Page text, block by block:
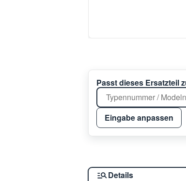
Passt dieses Ersatzteil
Eingabe anpassen
Details